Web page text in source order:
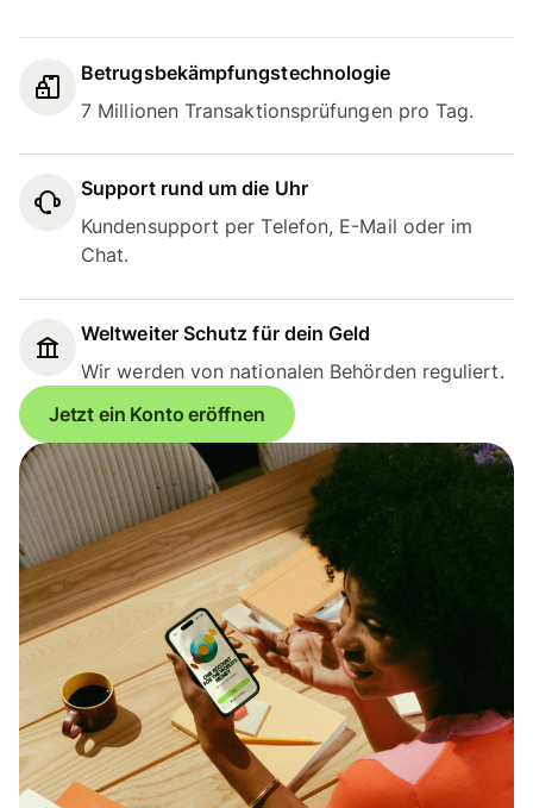
Betrugsbekämpfungstechnologie
7 Millionen Transaktionsprüfungen pro Tag.
Support rund um die Uhr
Kundensupport per Telefon, E-Mail oder im
Chat.
Weltweiter Schutz für dein Geld
Wir werden von nationalen Behörden reguliert.
Jetzt ein Konto eröffnen